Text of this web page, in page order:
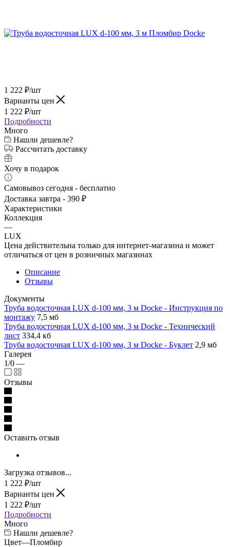
1 222 ₽/шт
Варианты цен
1 222 ₽/шт
Подробности
Много
Нашли дешевле?
Рассчитать доставку
Хочу в подарок
Самовывоз сегодня - бесплатно
Доставка завтра - 390 ₽
Характеристики
Коллекция
—
LUX
Цена действительна только для интернет-магазина и может
отличаться от цен в розничных магазинах
Описание
Отзывы
Документы
Труба водосточная LUX d-100 мм, 3 м Docke - Инструкция по
монтажу 7,5 мб
Труба водосточная LUX d-100 мм, 3 м Docke - Технический
лист 334,4 кб
Труба водосточная LUX d-100 мм, 3 м Docke - Буклет 2,9 мб
Галерея
1/0 —
Отзывы
Оставить отзыв
Загрузка отзывов...
1 222 ₽/шт
Варианты цен
1 222 ₽/шт
Подробности
Много
Нашли дешевле?
Цвет—Пломбир